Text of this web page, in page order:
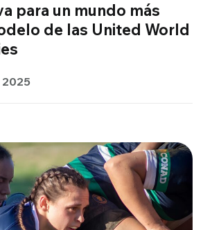
para un mundo más
de las United World
2025